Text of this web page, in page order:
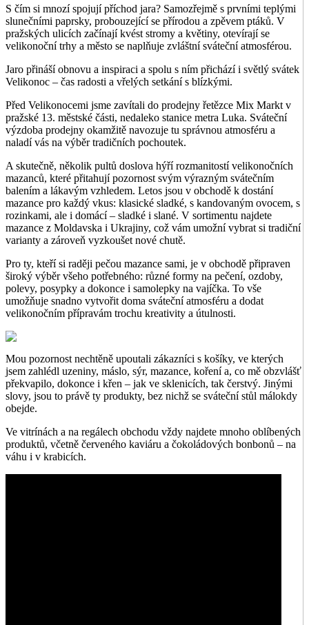
S čím si mnozí spojují příchod jara? Samozřejmě s prvními teplými
slunečními paprsky, probouzející se přírodou a zpěvem ptáků. V
pražských ulicích začínají kvést stromy a květiny, otevírají se
velikonoční trhy a město se naplňuje zvláštní sváteční atmosférou.
Jaro přináší obnovu a inspiraci a spolu s ním přichází i světlý svátek
Velikonoc – čas radosti a vřelých setkání s blízkými.
Před Velikonocemi jsme zavítali do prodejny řetězce Mix Markt v
pražské 13. městské části, nedaleko stanice metra Luka. Sváteční
výzdoba prodejny okamžitě navozuje tu správnou atmosféru a
naladí vás na výběr tradičních pochoutek.
A skutečně, několik pultů doslova hýří rozmanitostí velikonočních
mazanců, které přitahují pozornost svým výrazným svátečním
balením a lákavým vzhledem. Letos jsou v obchodě k dostání
mazance pro každý vkus: klasické sladké, s kandovaným ovocem, s
rozinkami, ale i domácí – sladké i slané. V sortimentu najdete
mazance z Moldavska i Ukrajiny, což vám umožní vybrat si tradiční
varianty a zároveň vyzkoušet nové chutě.
Pro ty, kteří si raději pečou mazance sami, je v obchodě připraven
široký výběr všeho potřebného: různé formy na pečení, ozdoby,
polevy, posypky a dokonce i samolepky na vajíčka. To vše
umožňuje snadno vytvořit doma sváteční atmosféru a dodat
velikonočním přípravám trochu kreativity a útulnosti.
Mou pozornost nechtěně upoutali zákazníci s košíky, ve kterých
jsem zahlédl uzeniny, máslo, sýr, mazance, koření a, co mě obzvlášť
překvapilo, dokonce i křen – jak ve sklenicích, tak čerstvý. Jinými
slovy, jsou to právě ty produkty, bez nichž se sváteční stůl málokdy
obejde.
Ve vitrínách a na regálech obchodu vždy najdete mnoho oblíbených
produktů, včetně červeného kaviáru a čokoládových bonbonů – na
váhu i v krabicích.